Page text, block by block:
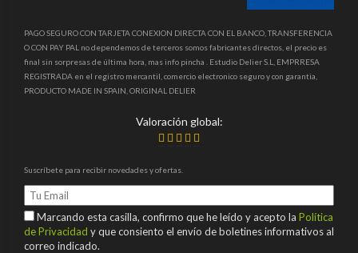
PAGO SEGURO CON TARJETA CONEXION DIRECTA CON EL BANCO, TRANSFERENCIA
O CON PAY PAL no dependemos de terceros somos fabricantes directos, el precio es
final sin sorpresas de última hora, mas info pincha . Estudio Delier S.L, EMPRRESA
REGISTRADA en el registro mercantil, comercio electronico seguro y con garantia,
PRODUCTO MADE IN SPAIN, ORIGINAL DELIER
Valoración global:
Suscríbete para recibir novedades y ofertas.
Marcando esta casilla, confirmo que he leído y acepto la Política
de Privacidad y que consiento el envío de boletines informativos al
correo indicado.